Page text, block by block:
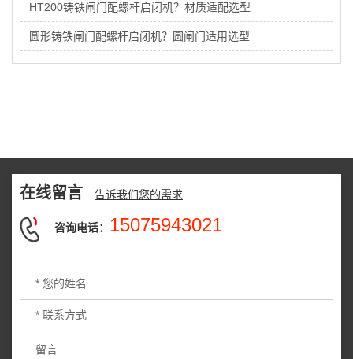
HT200铸铁闸门配螺杆启闭机？材质适配选型
圆形铸铁闸门配螺杆启闭机？圆闸门适用选型
在线留言 告诉我们您的需求
咨询电话： 15075943021